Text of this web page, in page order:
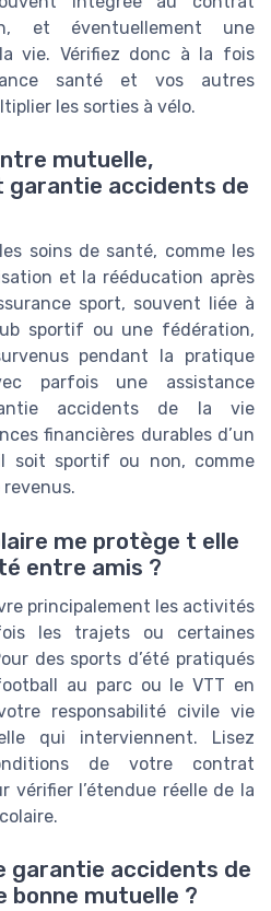
et éventuellement une
vie. Vérifiez donc à la fois
santé et vos autres
les sorties à vélo.
mutuelle,
garantie accidents de
soins de santé, comme les
et la rééducation après
sport, souvent liée à
sportif ou une fédération,
pendant la pratique
parfois une assistance
accidents de la vie
financières durables d’un
soit sportif ou non, comme
revenus.
me protège t elle
entre amis ?
principalement les activités
les trajets ou certaines
des sports d’été pratiqués
au parc ou le VTT en
responsabilité civile vie
qui interviennent. Lisez
de votre contrat
vérifier l’étendue réelle de la
garantie accidents de
bonne mutuelle ?